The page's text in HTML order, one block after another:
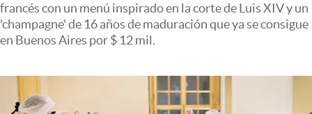
Otras secciones
Apertura
Clase
francés con un menú inspirado en la corte de Luis XIV y un
'champagne' de 16 años de maduración que ya se consigue
en Buenos Aires por $ 12 mil.